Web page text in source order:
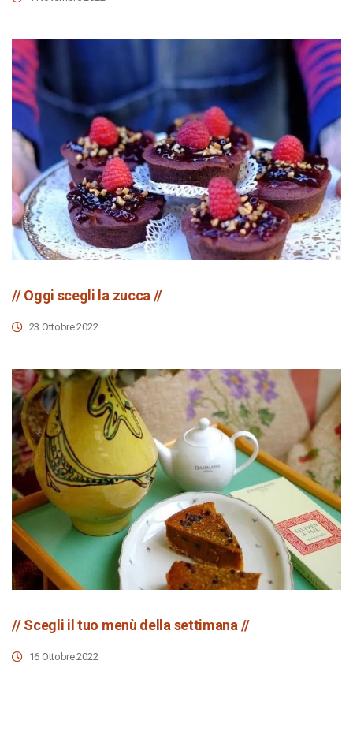
// Oggi scegli la zucca //
23 Ottobre 2022
// Scegli il tuo menù della settimana //
16 Ottobre 2022